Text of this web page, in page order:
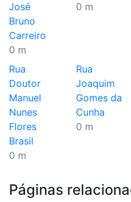
José
Bruno
Carreiro
0 m
0 m
Rua
Doutor
Manuel
Nunes
Flores
Brasil
0 m
Rua
Joaquim
Gomes da
Cunha
0 m
Páginas